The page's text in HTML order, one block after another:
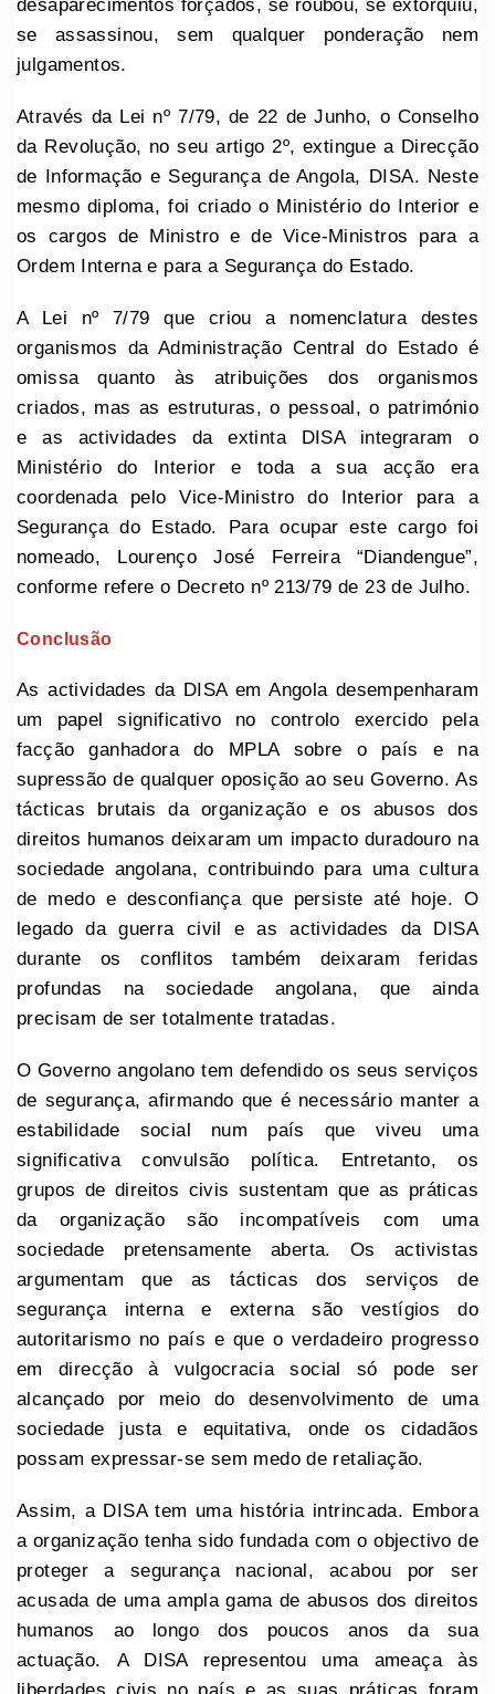
desaparecimentos forçados, se roubou, se extorquiu,
se assassinou, sem qualquer ponderação nem
julgamentos.
Através da Lei nº 7/79, de 22 de Junho, o Conselho
da Revolução, no seu artigo 2º, extingue a Direcção
de Informação e Segurança de Angola, DISA. Neste
mesmo diploma, foi criado o Ministério do Interior e
os cargos de Ministro e de Vice-Ministros para a
Ordem Interna e para a Segurança do Estado.
A Lei nº 7/79 que criou a nomenclatura destes
organismos da Administração Central do Estado é
omissa quanto às atribuições dos organismos
criados, mas as estruturas, o pessoal, o património
e as actividades da extinta DISA integraram o
Ministério do Interior e toda a sua acção era
coordenada pelo Vice-Ministro do Interior para a
Segurança do Estado. Para ocupar este cargo foi
nomeado, Lourenço José Ferreira “Diandengue”,
conforme refere o Decreto nº 213/79 de 23 de Julho.
Conclusão
As actividades da DISA em Angola desempenharam
um papel significativo no controlo exercido pela
facção ganhadora do MPLA sobre o país e na
supressão de qualquer oposição ao seu Governo. As
tácticas brutais da organização e os abusos dos
direitos humanos deixaram um impacto duradouro na
sociedade angolana, contribuindo para uma cultura
de medo e desconfiança que persiste até hoje. O
legado da guerra civil e as actividades da DISA
durante os conflitos também deixaram feridas
profundas na sociedade angolana, que ainda
precisam de ser totalmente tratadas.
O Governo angolano tem defendido os seus serviços
de segurança, afirmando que é necessário manter a
estabilidade social num país que viveu uma
significativa convulsão política. Entretanto, os
grupos de direitos civis sustentam que as práticas
da organização são incompatíveis com uma
sociedade pretensamente aberta. Os activistas
argumentam que as tácticas dos serviços de
segurança interna e externa são vestígios do
autoritarismo no país e que o verdadeiro progresso
em direcção à vulgocracia social só pode ser
alcançado por meio do desenvolvimento de uma
sociedade justa e equitativa, onde os cidadãos
possam expressar-se sem medo de retaliação.
Assim, a DISA tem uma história intrincada. Embora
a organização tenha sido fundada com o objectivo de
proteger a segurança nacional, acabou por ser
acusada de uma ampla gama de abusos dos direitos
humanos ao longo dos poucos anos da sua
actuação. A DISA representou uma ameaça às